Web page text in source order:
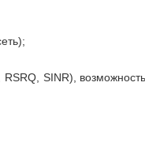
SINR),